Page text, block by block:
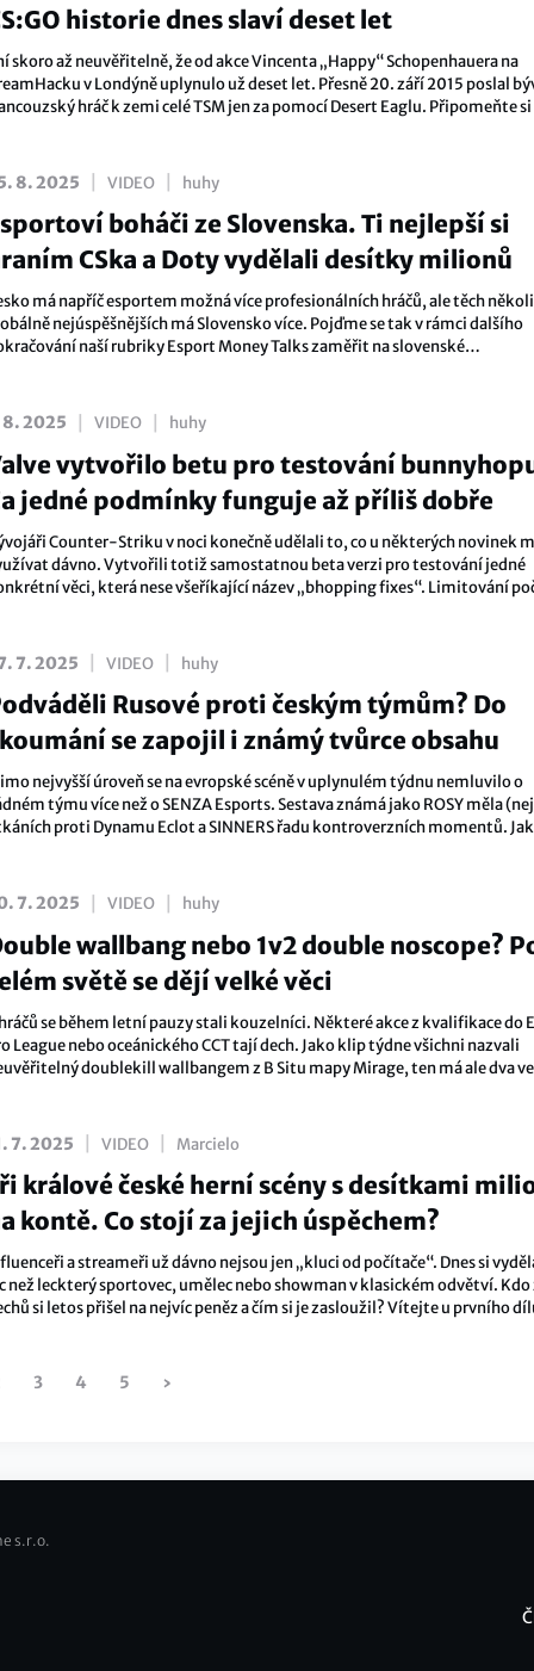
historie dnes slaví deset let
skoro až neuvěřitelně, že od akce Vincenta „Happy“ Schopenhauera na
v Londýně uplynulo už deset let. Přesně 20. září 2015 poslal
hráč k zemi celé TSM jen za pomocí Desert Eaglu. Připomeňte
8. 2025 VIDEO huhy
boháči ze Slovenska. Ti nejlepší si
CSka a Doty vydělali desítky milionů
má napříč esportem možná více profesionálních hráčů, ale těch
nejúspěšnějších má Slovensko více. Pojďme se tak v rámci dalšího
naší rubriky Esport Money Talks zaměřit na slovenské
8. 2025 VIDEO huhy
vytvořilo betu pro testování
jedné podmínky funguje až příliš dobře
Counter-Striku v noci konečně udělali to, co u některých novinek
dávno. Vytvořili totiž samostatnou beta verzi pro testování jedné
věci, která nese všeříkající název „bhopping fixes“. Limitování
se bhopping stává až příliš jednoduchým. Za všechno pravděpodobně
na kterém bude velmi obtížné nastavit stejné podmínky jako v
7. 2025 VIDEO huhy
Rusové proti českým týmům? Do
se zapojil i známý tvůrce obsahu
nejvyšší úroveň se na evropské scéně v uplynulém týdnu nemluvilo o
týmu více než o SENZA Esports. Sestava známá jako ROSY měla
proti Dynamu Eclot a SINNERS řadu kontroverzních momentů.
7. 2025 VIDEO huhy
wallbang nebo 1v2 double noscope?
světě se dějí velké věci
se během letní pauzy stali kouzelníci. Některé akce z kvalifikace do
League nebo oceánického CCT tají dech. Jako klip týdne všichni nazvali
doublekill wallbangem z B Situ mapy Mirage, ten má ale dva
s AWP. Když druhá polovina sezóny začala takhle, co nás čeká
7. 2025 VIDEO Marcielo
králové české herní scény s desítkami
kontě. Co stojí za jejich úspěchem?
a streameři už dávno nejsou jen „kluci od počítače“. Dnes si
než leckterý sportovec, umělec nebo showman v klasickém odvětví. Kdo
si letos přišel na nejvíc peněz a čím si je zasloužil? Vítejte u prvního
3 4 5 ›
s.r.o.